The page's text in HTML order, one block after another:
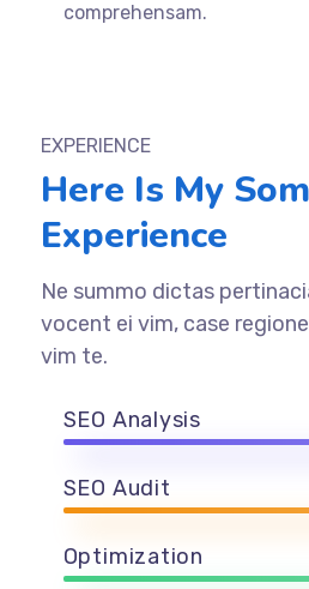
comprehensam.
EXPERIENCE
Here Is My
Experience
Ne summo dictas
vocent ei vim, case
vim te.
SEO Analysis
SEO Audit
Optimization